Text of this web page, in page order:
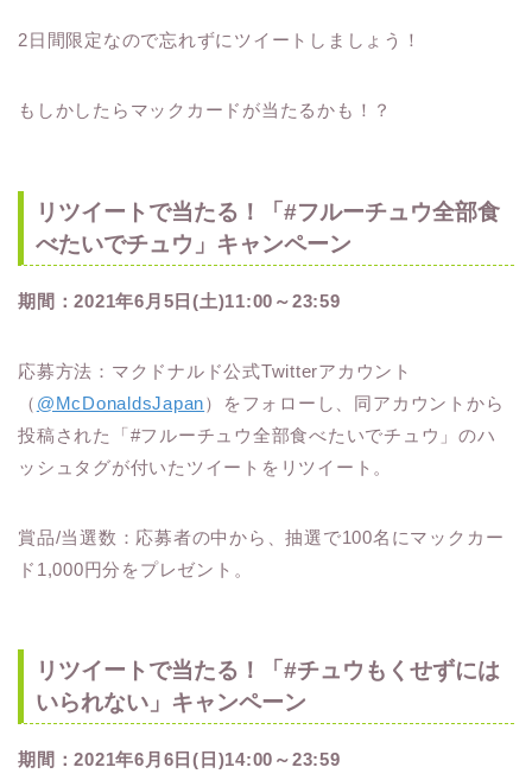
2日間限定なので忘れずにツイートしましょう！
もしかしたらマックカードが当たるかも！？
リツイートで当たる！「#フルーチュウ全部食
べたいでチュウ」キャンペーン
期間：2021年6月5日(土)11:00～23:59
応募⽅法：マクドナルド公式Twitterアカウント
（ @McDonaldsJapan）をフォローし、同アカウントから
投稿された「#フルーチュウ全部食べたいでチュウ」のハ
ッシュタグが付いたツイートをリツイート。
賞品/当選数：応募者の中から、抽選で100名にマックカー
ド1,000円分をプレゼント。
リツイートで当たる！「#チュウもくせずには
いられない」キャンペーン
期間：2021年6月6日(日)14:00～23:59